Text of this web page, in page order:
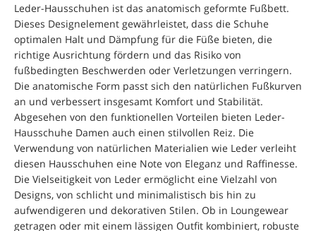
Leder-Hausschuhen ist das anatomisch geformte Fußbett.
Dieses Designelement gewährleistet, dass die Schuhe
optimalen Halt und Dämpfung für die Füße bieten, die
richtige Ausrichtung fördern und das Risiko von
fußbedingten Beschwerden oder Verletzungen verringern.
Die anatomische Form passt sich den natürlichen Fußkurven
an und verbessert insgesamt Komfort und Stabilität.
Abgesehen von den funktionellen Vorteilen bieten Leder-
Hausschuhe Damen auch einen stilvollen Reiz. Die
Verwendung von natürlichen Materialien wie Leder verleiht
diesen Hausschuhen eine Note von Eleganz und Raffinesse.
Die Vielseitigkeit von Leder ermöglicht eine Vielzahl von
Designs, von schlicht und minimalistisch bis hin zu
aufwendigeren und dekorativen Stilen. Ob in Loungewear
getragen oder mit einem lässigen Outfit kombiniert, robuste